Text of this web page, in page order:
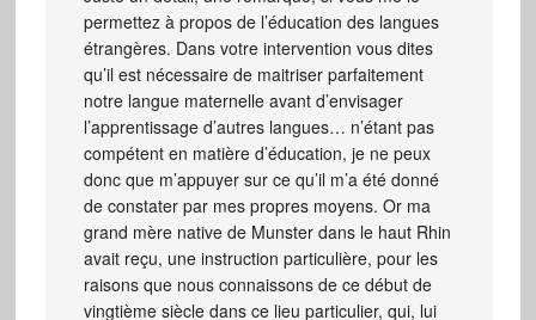
permettez à propos de l’éducation des langues
étrangères. Dans votre intervention vous dites
qu’il est nécessaire de maitriser parfaitement
notre langue maternelle avant d’envisager
l’apprentissage d’autres langues… n’étant pas
compétent en matière d’éducation, je ne peux
donc que m’appuyer sur ce qu’il m’a été donné
de constater par mes propres moyens. Or ma
grand mère native de Munster dans le haut Rhin
avait reçu, une instruction particulière, pour les
raisons que nous connaissons de ce début de
vingtième siècle dans ce lieu particulier, qui, lui